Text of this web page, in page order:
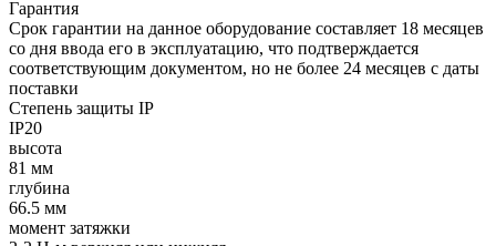
Гарантия
Срок гарантии на данное оборудование составляет 18 месяцев
со дня ввода его в эксплуатацию, что подтверждается
соответствующим документом, но не более 24 месяцев с даты
поставки
Степень защиты IP
IP20
высота
81 мм
глубина
66.5 мм
момент затяжки